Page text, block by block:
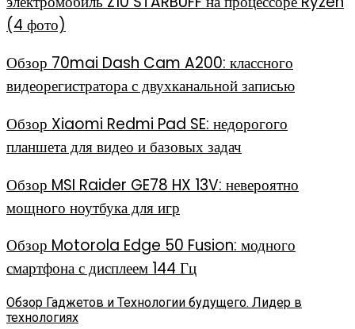
(4 фото)
Обзор 70mai Dash Cam A200: классного
видеорегистратора с двухканальной записью
Обзор Xiaomi Redmi Pad SE: недорогого
планшета для видео и базовых задач
Обзор MSI Raider GE78 HX 13V: невероятно
мощного ноутбука для игр
Обзор Motorola Edge 50 Fusion: модного
смартфона с дисплеем 144 Гц
Обзор Гаджетов и Технологии будущего. Лидер в
технологиях